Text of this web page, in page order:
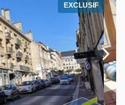
EXCLUSIF